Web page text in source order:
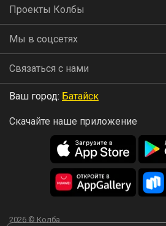
Проекты Колбы
Мы в соцсетях
Связаться с нами
Ваш город: Батайск
Скачайте наше приложение
2026 © Колба